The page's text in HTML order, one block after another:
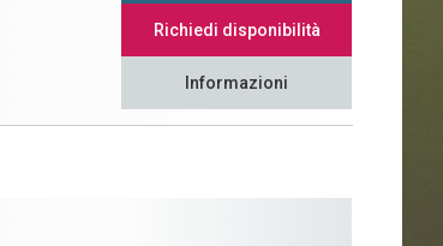
Richiedi disponibilità
Informazioni